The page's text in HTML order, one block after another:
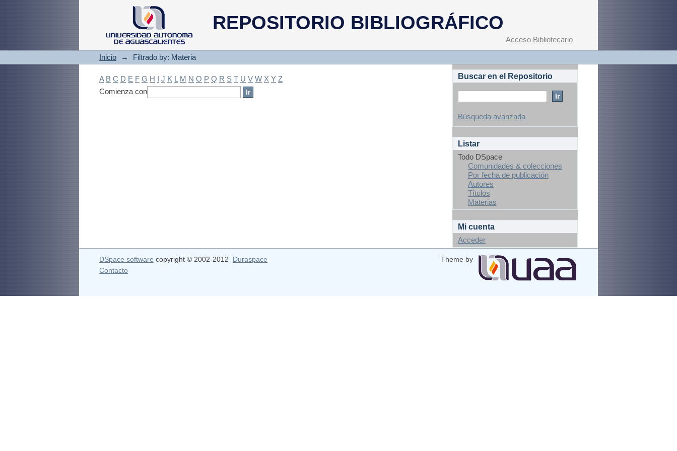
REPOSITORIO BIBLIOGRÁFICO
Filtrado by: Materia
Acceso Bibliotecario
Inicio → Filtrado by: Materia
A B C D E F G H I J K L M N O P Q R S T U V W X Y Z
Comienza con
Buscar en el Repositorio
Búsqueda avanzada
Listar
Todo DSpace
Comunidades & colecciones
Por fecha de publicación
Autores
Títulos
Materias
Mi cuenta
Acceder
DSpace software copyright © 2002-2012 Duraspace
Theme by
Contacto